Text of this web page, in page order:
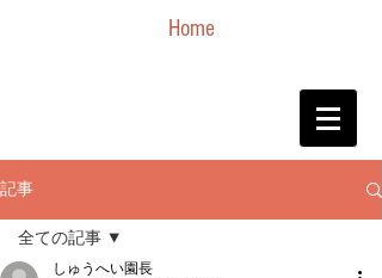
Home
記事
全ての記事
しゅうへい園長